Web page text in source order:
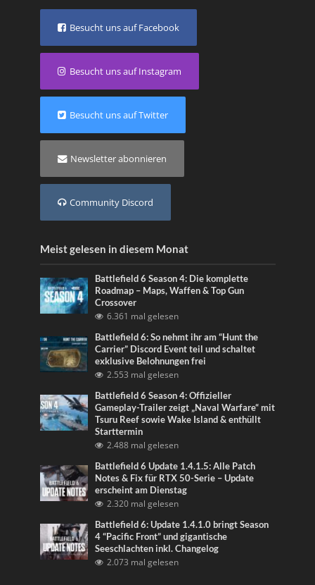
Besucht uns auf Facebook
Besucht uns auf Instagram
Besucht uns auf Twitter
Newsletter abonnieren
Community Discord
Meist gelesen in diesem Monat
Battlefield 6 Season 4: Die komplette
Roadmap – Maps, Waffen & Top Gun
Crossover
6.361 mal gelesen
Battlefield 6: So nehmt ihr am “Hunt the
Carrier” Discord Event teil und schaltet
exklusive Belohnungen frei
2.553 mal gelesen
Battlefield 6 Season 4: Offizieller
Gameplay-Trailer zeigt „Naval Warfare“ mit
Tsuru Reef sowie Wake Island & enthüllt
Starttermin
2.488 mal gelesen
Battlefield 6 Update 1.4.1.5: Alle Patch
Notes & Fix für RTX 50-Serie – Update
erscheint am Dienstag
2.320 mal gelesen
Battlefield 6: Update 1.4.1.0 bringt Season
4 “Pacific Front” und gigantische
Seeschlachten inkl. Changelog
2.073 mal gelesen